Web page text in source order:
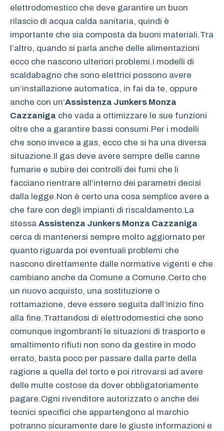
elettrodomestico che deve garantire un buon
rilascio di acqua calda sanitaria, quindi è
importante che sia composta da buoni materiali.Tra
l’altro, quando si parla anche delle alimentazioni
ecco che nascono ulteriori problemi.I modelli di
scaldabagno che sono elettrici possono avere
un’installazione automatica, in fai da te, oppure
anche con un’Assistenza Junkers Monza
Cazzaniga che vada a ottimizzare le sue funzioni
oltre che a garantire bassi consumi.Per i modelli
che sono invece a gas, ecco che si ha una diversa
situazione.Il gas deve avere sempre delle canne
fumarie e subire dei controlli dei fumi che li
facciano rientrare all’interno dei parametri decisi
dalla legge.Non è certo una cosa semplice avere a
che fare con degli impianti di riscaldamento.La
stessa Assistenza Junkers Monza Cazzaniga
cerca di mantenersi sempre molto aggiornato per
quanto riguarda poi eventuali problemi che
nascono direttamente dalle normative vigenti e che
cambiano anche da Comune a Comune.Certo che
un nuovo acquisto, una sostituzione o
rottamazione, deve essere seguita dall’inizio fino
alla fine.Trattandosi di elettrodomestici che sono
comunque ingombranti le situazioni di trasporto e
smaltimento rifiuti non sono da gestire in modo
errato, basta poco per passare dalla parte della
ragione a quella del torto e poi ritrovarsi ad avere
delle multe costose da dover obbligatoriamente
pagare.Ogni rivenditore autorizzato o anche dei
tecnici specifici che appartengono al marchio
potranno sicuramente dare le giuste informazioni e